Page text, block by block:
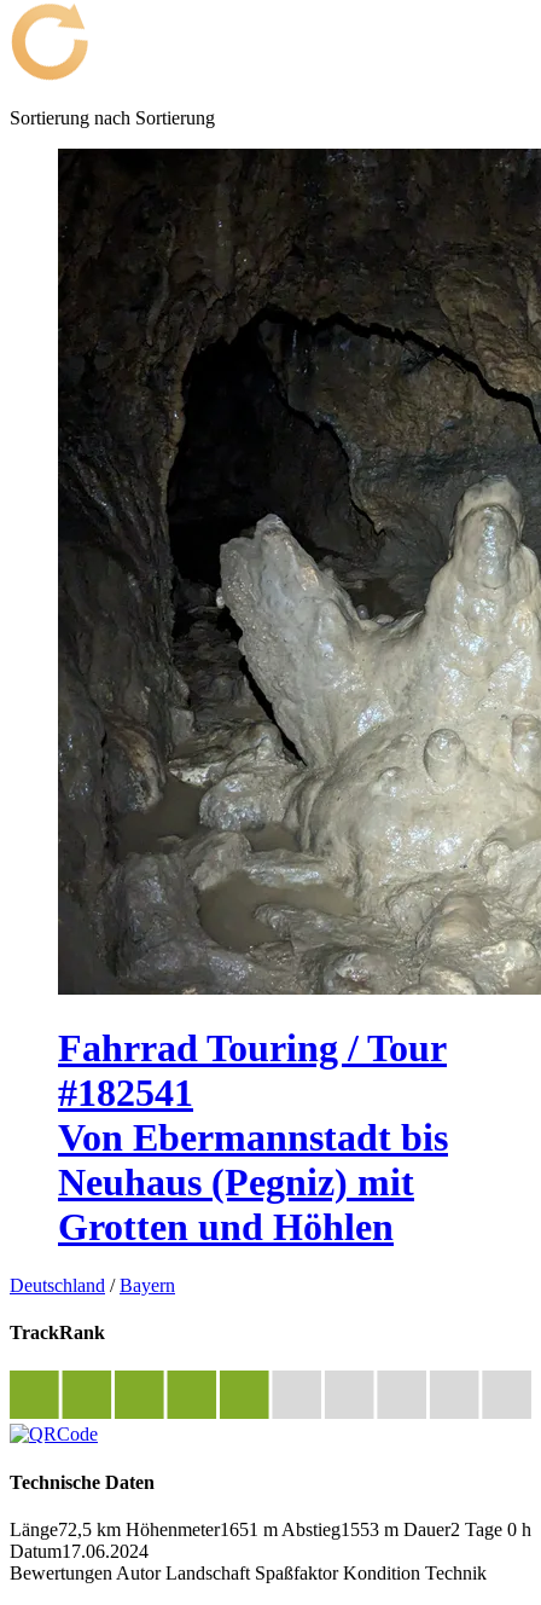
Sortierung nach Sortierung
Fahrrad Touring / Tour
#182541
Von Ebermannstadt bis
Neuhaus (Pegniz) mit
Grotten und Höhlen
Deutschland /Bayern
TrackRank
Technische Daten
Länge72,5 km Höhenmeter1651 m Abstieg1553 m Dauer2 Tage 0 h
Datum17.06.2024
Bewertungen Autor Landschaft Spaßfaktor Kondition Technik